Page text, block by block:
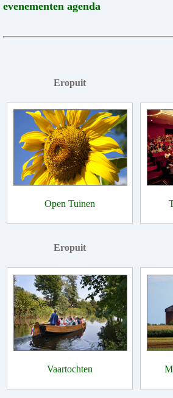
evenementen agenda
Eropuit
Open Tuinen
Eropuit
Vaartochten